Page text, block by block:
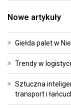
Nowe artykuły
Giełda palet w
Trendy w
Sztuczna
transport i